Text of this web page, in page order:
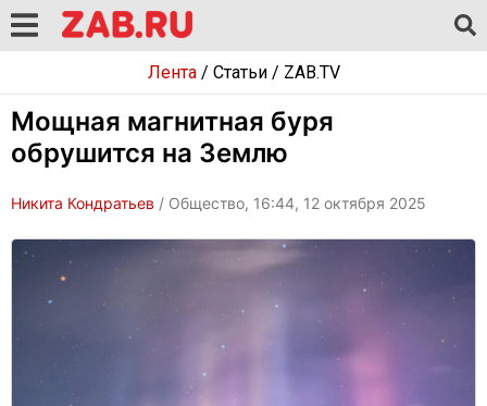
Лента/ Статьи/ ZAB.TV
Мощная магнитная буря
обрушится на Землю
Никита Кондратьев / Общество, 16:44, 12 октября 2025